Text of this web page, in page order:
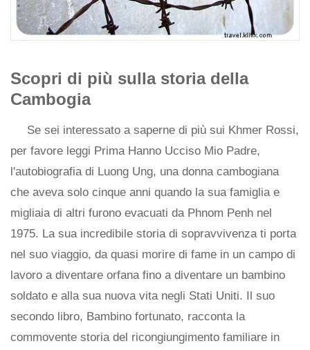
Scopri di più sulla storia della
Cambogia
Se sei interessato a saperne di più sui Khmer Rossi,
per favore leggi Prima Hanno Ucciso Mio Padre,
l'autobiografia di Luong Ung, una donna cambogiana
che aveva solo cinque anni quando la sua famiglia e
migliaia di altri furono evacuati da Phnom Penh nel
1975. La sua incredibile storia di sopravvivenza ti porta
nel suo viaggio, da quasi morire di fame in un campo di
lavoro a diventare orfana fino a diventare un bambino
soldato e alla sua nuova vita negli Stati Uniti. Il suo
secondo libro, Bambino fortunato, racconta la
commovente storia del ricongiungimento familiare in